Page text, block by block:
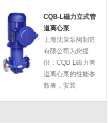
CQB-L磁力立式管
道离心泵
上海沈泉泵阀制造
有限公司为您提
供：CQB-L磁力管
道离心泵的性能参
数表，安装